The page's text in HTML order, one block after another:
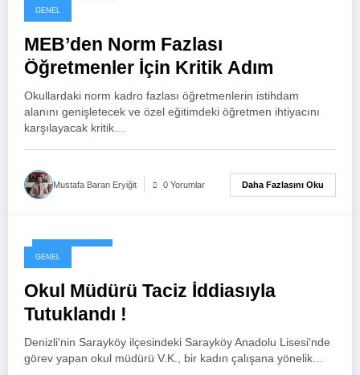
9 Haziran 2026
GENEL
MEB’den Norm Fazlası
Öğretmenler İçin Kritik Adım
Okullardaki norm kadro fazlası öğretmenlerin istihdam
alanını genişletecek ve özel eğitimdeki öğretmen ihtiyacını
karşılayacak kritik…
Mustafa Baran Eryiğit 0 Yorumlar Daha Fazlasını Oku
9 Haziran 2026
GENEL
Okul Müdürü Taciz İddiasıyla
Tutuklandı !
Denizli'nin Sarayköy ilçesindeki Sarayköy Anadolu Lisesi'nde
görev yapan okul müdürü V.K., bir kadın çalışana yönelik…